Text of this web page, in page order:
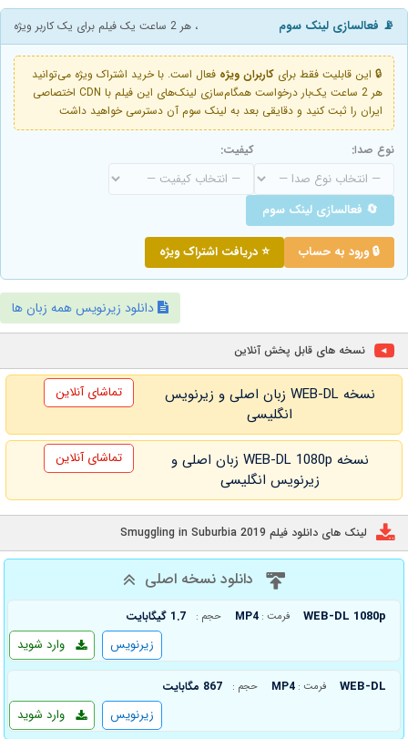
📡 فعالسازی لینک سوم ، هر 2 ساعت یک فیلم برای یک کاربر ویژه
🔒 این قابلیت فقط برای کاربران ویژه فعال است. با خرید اشتراک ویژه می‌توانید
هر 2 ساعت یک‌بار درخواست همگام‌سازی لینک‌های این فیلم با CDN اختصاصی
ایران را ثبت کنید و دقایقی بعد به لینک سوم آن دسترسی خواهید داشت
نوع صدا: کیفیت:
🔄 فعالسازی لینک سوم
🔒 ورود به حساب ⭐ دریافت اشتراک ویژه
دانلود زیرنویس همه زبان ها
نسخه های قابل پخش آنلاین
نسخه WEB-DL زبان اصلی و زیرنویس
انگلیسی
تماشای آنلاین
نسخه WEB-DL 1080p زبان اصلی و
زیرنویس انگلیسی
تماشای آنلاین
لینک های دانلود فیلم Smuggling in Suburbia 2019
دانلود نسخه اصلی
WEB-DL 1080p فرمت : MP4 حجم : 1.7 گیگابایت
وارد شوید زیرنویس
WEB-DL فرمت : MP4 حجم : 867 مگابایت
وارد شوید زیرنویس